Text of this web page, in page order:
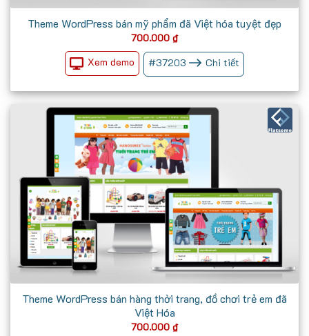
Theme WordPress bán mỹ phẩm đã Việt hóa tuyệt đẹp
700.000 ₫
Xem demo #37203 Chi tiết
Theme WordPress bán hàng thời trang, đồ chơi trẻ em đã
Việt Hóa
700.000 ₫